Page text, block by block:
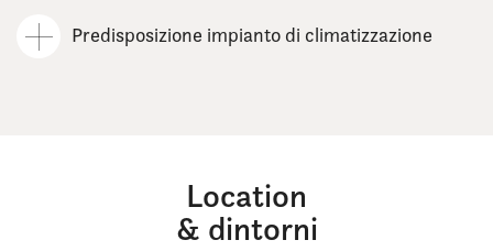
Predisposizione impianto di climatizzazione
Location
& dintorni